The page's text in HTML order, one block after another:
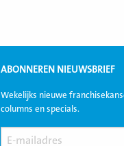
ABONNEREN NIEUWSBRIEF
Wekelijks nieuwe
columns en specials.